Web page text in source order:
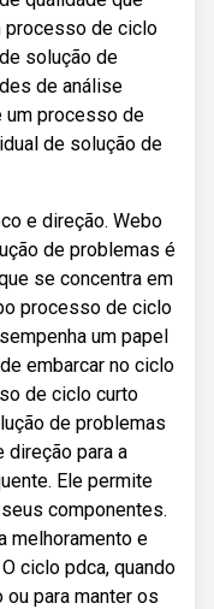
processo de ciclo
solução de
de análise
um processo de
de solução de
e direção. Webo
de problemas é
se concentra em
processo de ciclo
um papel
embarcar no ciclo
de ciclo curto
de problemas
para a
Ele permite
componentes.
melhoramento e
ciclo pdca, quando
para manter os